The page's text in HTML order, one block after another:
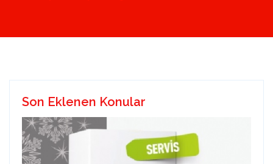
Son Eklenen Konular